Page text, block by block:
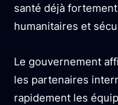
santé déjà
humanitaires et
Le gouvernement
les partenaires
rapidement les